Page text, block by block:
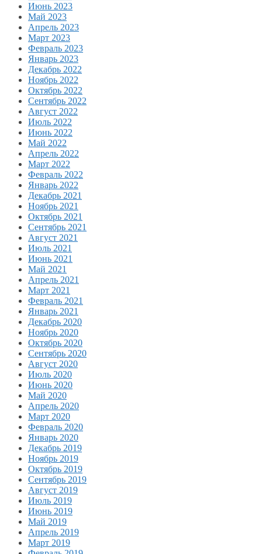
Июнь 2023
Май 2023
Апрель 2023
Март 2023
Февраль 2023
Январь 2023
Декабрь 2022
Ноябрь 2022
Октябрь 2022
Сентябрь 2022
Август 2022
Июль 2022
Июнь 2022
Май 2022
Апрель 2022
Март 2022
Февраль 2022
Январь 2022
Декабрь 2021
Ноябрь 2021
Октябрь 2021
Сентябрь 2021
Август 2021
Июль 2021
Июнь 2021
Май 2021
Апрель 2021
Март 2021
Февраль 2021
Январь 2021
Декабрь 2020
Ноябрь 2020
Октябрь 2020
Сентябрь 2020
Август 2020
Июль 2020
Июнь 2020
Май 2020
Апрель 2020
Март 2020
Февраль 2020
Январь 2020
Декабрь 2019
Ноябрь 2019
Октябрь 2019
Сентябрь 2019
Август 2019
Июль 2019
Июнь 2019
Май 2019
Апрель 2019
Март 2019